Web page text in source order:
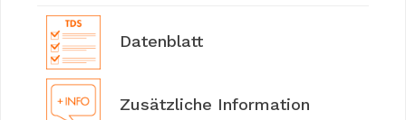
Datenblatt
Zusätzliche Information